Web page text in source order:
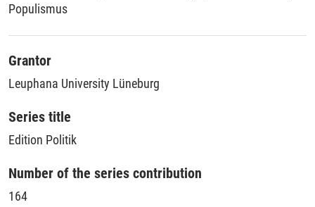
Populismus
Grantor
Leuphana University Lüneburg
Series title
Edition Politik
Number of the series contribution
164